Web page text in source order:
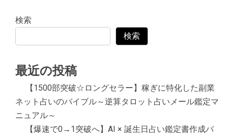
検索
検索
最近の投稿
【1500部突破☆ロングセラー】稼ぎに特化した副業
ネット占いのバイブル～逆算タロット占いメール鑑定マ
ニュアル～
【爆速で0→1突破へ】AI × 誕生日占い鑑定書作成バ